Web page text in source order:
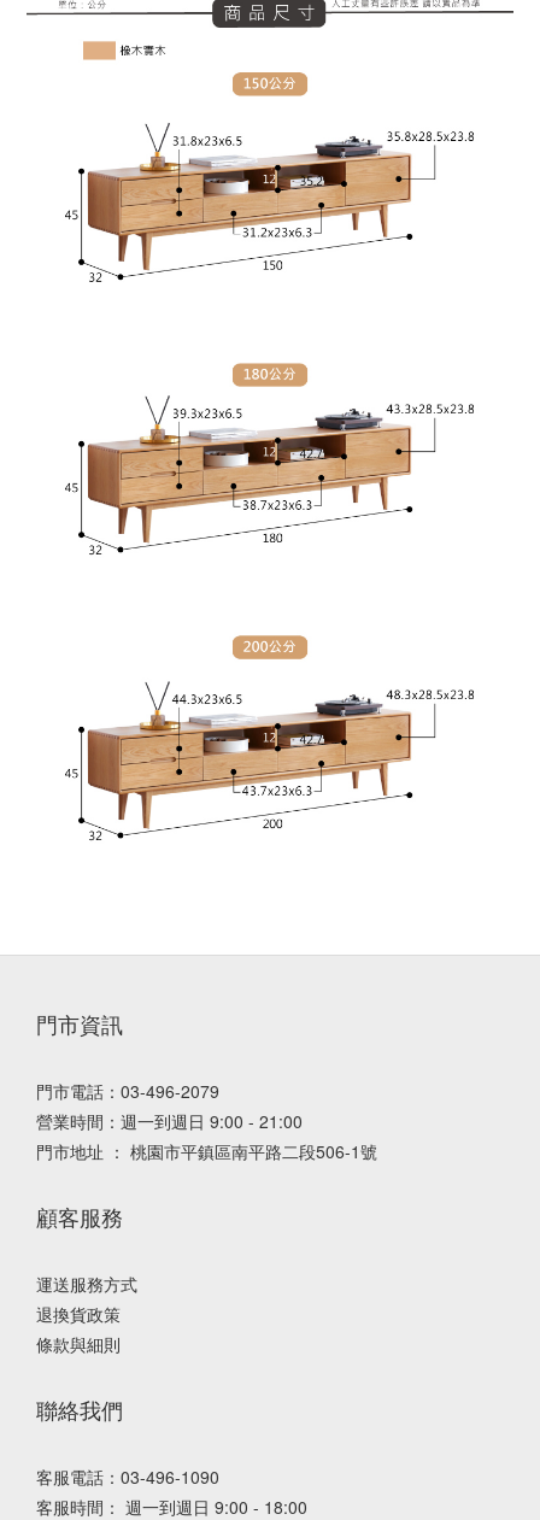
門市資訊
門市電話：03-496-2079
營業時間：週一到週日 9:00 - 21:00
門市地址 ： 桃園市平鎮區南平路二段506-1號
顧客服務
運送服務方式
退換貨政策
條款與細則
聯絡我們
客服電話：03-496-1090
客服時間： 週一到週日 9:00 - 18:00